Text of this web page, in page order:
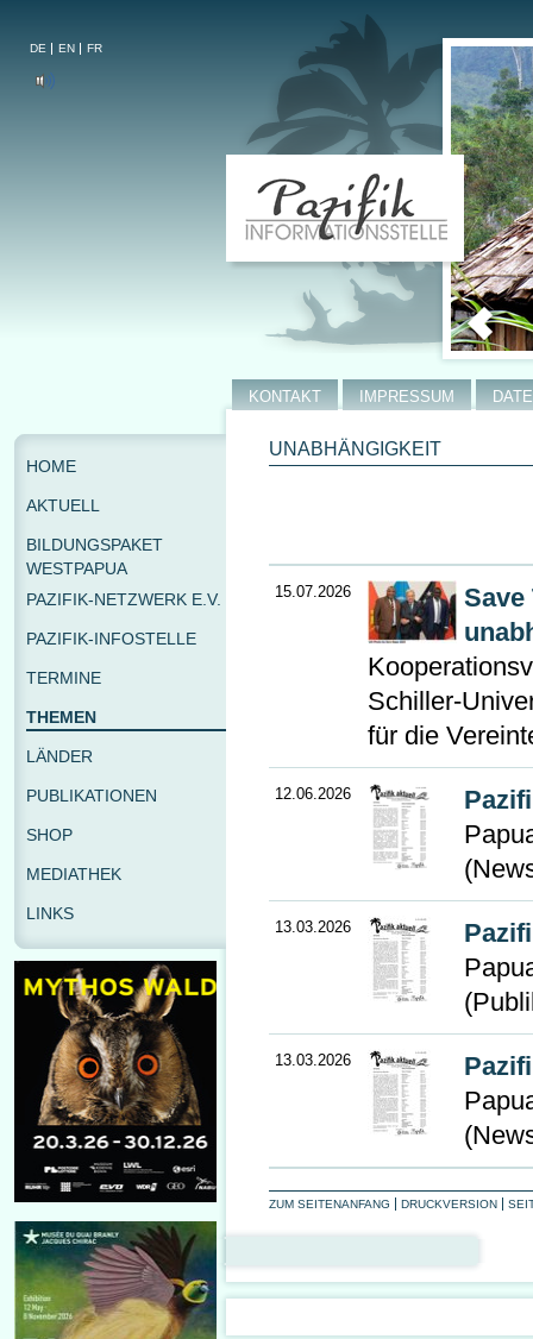
DE EN FR
UNABHÄNGIGKEIT
15.07.2026
Save
Schiller-
für die
12.06.2026
13.03.2026
13.03.2026
ZUM SEITENANFANG DRUCKVERSION
KONTAKT IMPRESSUM
HOME
AKTUELL
BILDUNGSPAKET
WESTPAPUA
PAZIFIK-NETZWERK E.V.
PAZIFIK-INFOSTELLE
TERMINE
THEMEN
LÄNDER
PUBLIKATIONEN
SHOP
MEDIATHEK
LINKS